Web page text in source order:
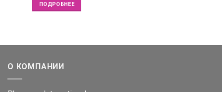
ПОДРОБНЕЕ
О КОМПАНИИ